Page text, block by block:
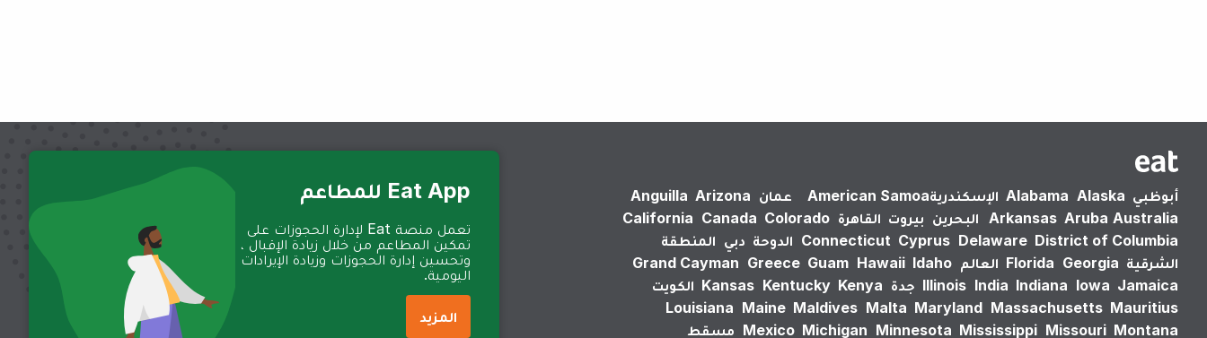
أبوظبي Alabama Alaska الإسكندرية‎American Samoa عمان Anguilla Arizona
Arkansas Aruba Australia البحرين بيروت القاهرة California Canada Colorado
Connecticut Cyprus Delaware District of Columbia الدوحة دبي المنطقة
الشرقية
Florida Georgia العالم Grand Cayman Greece Guam Hawaii Idaho
Illinois India Indiana Iowa Jamaica جدة Kansas Kentucky Kenya
الكويت
Louisiana Maine Maldives Malta Maryland Massachusetts Mauritius
Mexico Michigan Minnesota Mississippi Missouri Montana مسقط
Eat App للمطاعم
تعمل منصة Eat لإدارة الحجوزات على
تمكين المطاعم من خلال زيادة الإقبال ،
وتحسين إدارة الحجوزات وزيادة الإيرادات
اليومية.
المزيد